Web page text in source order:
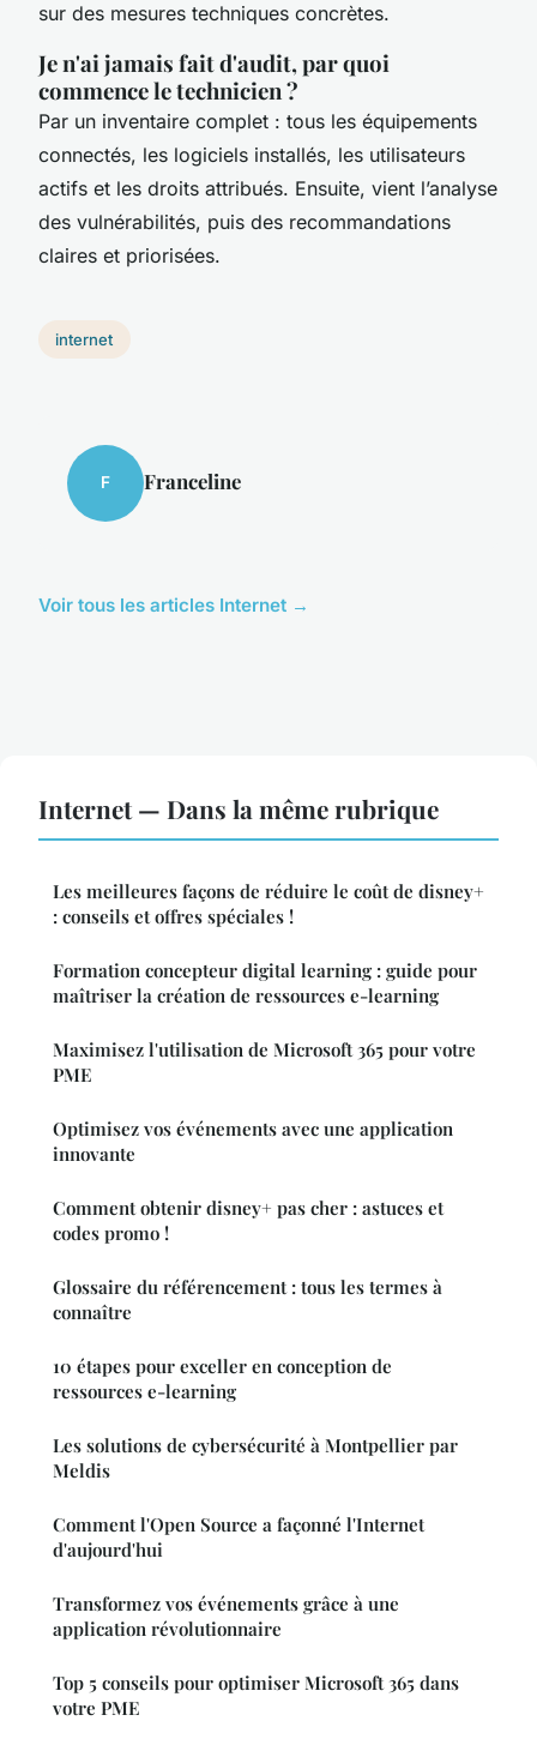
sur des mesures techniques concrètes.
Je n'ai jamais fait d'audit, par quoi
commence le technicien ?
Par un inventaire complet : tous les équipements
connectés, les logiciels installés, les utilisateurs
actifs et les droits attribués. Ensuite, vient l’analyse
des vulnérabilités, puis des recommandations
claires et priorisées.
internet
F Franceline
Voir tous les articles Internet →
Internet — Dans la même rubrique
Les meilleures façons de réduire le coût de disney+
: conseils et offres spéciales !
Formation concepteur digital learning : guide pour
maîtriser la création de ressources e-learning
Maximisez l'utilisation de Microsoft 365 pour votre
PME
Optimisez vos événements avec une application
innovante
Comment obtenir disney+ pas cher : astuces et
codes promo !
Glossaire du référencement : tous les termes à
connaître
10 étapes pour exceller en conception de
ressources e-learning
Les solutions de cybersécurité à Montpellier par
Meldis
Comment l'Open Source a façonné l'Internet
d'aujourd'hui
Transformez vos événements grâce à une
application révolutionnaire
Top 5 conseils pour optimiser Microsoft 365 dans
votre PME